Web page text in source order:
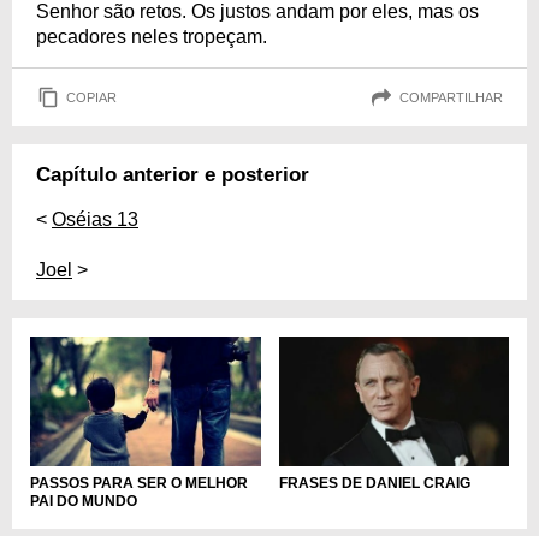
Senhor são retos. Os justos andam por eles, mas os
pecadores neles tropeçam.
COPIAR COMPARTILHAR
Capítulo anterior e posterior
< Oséias 13
Joel >
PASSOS PARA SER O MELHOR
PAI DO MUNDO
FRASES DE DANIEL CRAIG